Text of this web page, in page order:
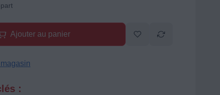
Ajouter au panier
: